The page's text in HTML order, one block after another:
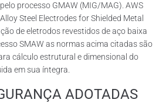
processo GMAW (MIG/MAG). AWS
Steel Electrodes for Shielded Metal
de eletrodos revestidos de aço baixa
SMAW as normas acima citadas são
cálculo estrutural e dimensional do
em sua íntegra.
ADOTADAS